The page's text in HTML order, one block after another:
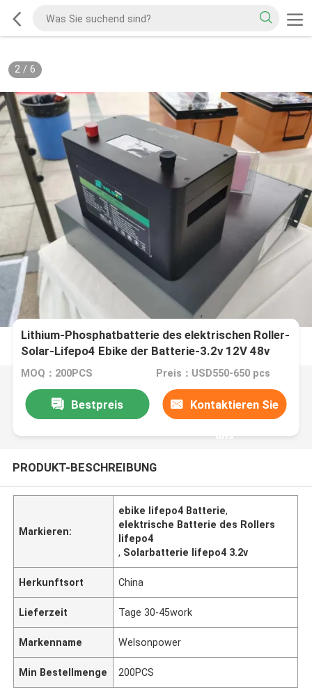
2/ 6
Lithium-Phosphatbatterie des elektrischen Roller-
Solar-Lifepo4 Ebike der Batterie-3.2v 12V 48v
MOQ：200PCS Preis：USD550-650 pcs
Bestpreis Kontaktieren Sie
uns
PRODUKT-BESCHREIBUNG
Markieren:
ebike lifepo4 Batterie,
elektrische Batterie des Rollers
lifepo4
, Solarbatterie lifepo4 3.2v
Herkunftsort China
Lieferzeit Tage 30-45work
Markenname Welsonpower
Min Bestellmenge 200PCS